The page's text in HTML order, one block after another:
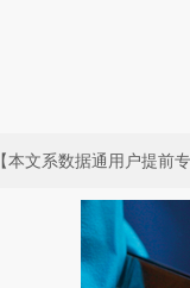
【本文系数据通用户提前